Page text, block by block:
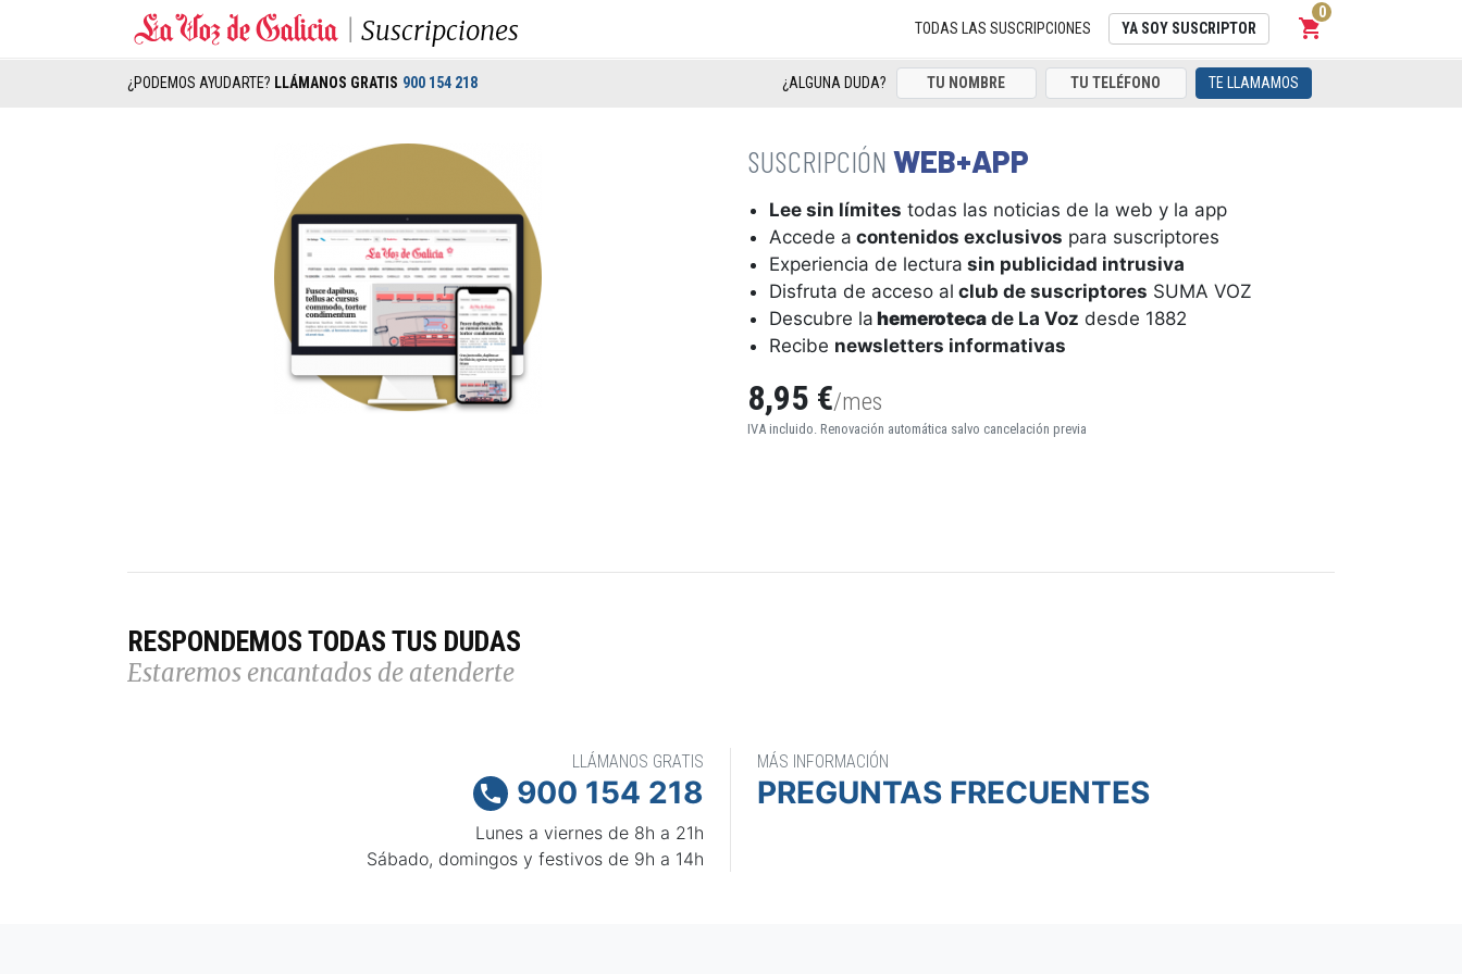
Suscripciones TODAS LAS SUSCRIPCIONES YA SOY SUSCRIPTOR shopping_cart
Carrito
0
¿PODEMOS AYUDARTE? LLÁMANOS GRATIS 900 154 218 ¿ALGUNA DUDA? TE LLAMAMOS
WEB+APP
Lee sin límites todas las noticias de la web y la app
Accede a contenidos exclusivos para suscriptores
Experiencia de lectura sin publicidad intrusiva
Disfruta de acceso al club de suscriptores SUMA VOZ
Descubre la hemeroteca de La Voz desde 1882
Recibe newsletters informativas
8,95 €/mes
IVA incluido. Renovación automática salvo cancelación previa
RESPONDEMOS TODAS TUS DUDAS
Estaremos encantados de atenderte
LLÁMANOS GRATIS
 900 154 218
Lunes a viernes de 8h a 21h
Sábado, domingos y festivos de 9h a 14h
MÁS INFORMACIÓN
PREGUNTAS FRECUENTES